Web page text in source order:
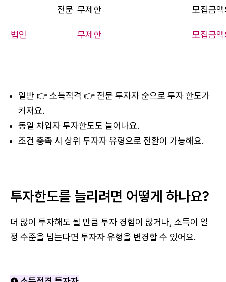
전문 무제한 모집금
법인 무제한 모집금
일반 👉 소득적격 👉 전문 투자자 순으로 투자 한도가
커져요.
동일 차입자 투자한도도 늘어나요.
조건 충족 시 상위 투자자 유형으로 전환이 가능해요.
투자한도를 늘리려면 어떻게 하나요?
더 많이 투자해도 될 만큼 투자 경험이 많거나, 소득이 일
정 수준을 넘는다면 투자자 유형을 변경할 수 있어요.